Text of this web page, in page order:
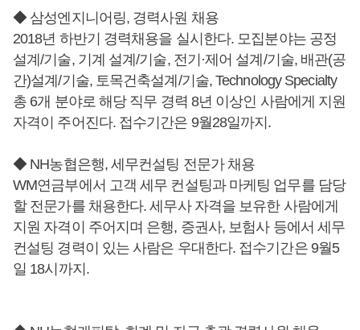
◆ 삼성엔지니어링, 경력사원 채용
2018년 하반기 경력채용을 실시한다. 모집분야는 공정
설계/기술, 기계 설계/기술, 전기·제어 설계/기술, 배관(공
간)설계/기술, 토목건축설계/기술, Technology Specialty
총 6개 분야로 해당 직무 경력 8년 이상인 사람에게 지원
자격이 주어진다. 접수기간은 9월28일까지.
◆ NH농협은행, 세무컨설팅 전문가 채용
WM연금부에서 고객 세무 컨설팅과 마케팅 업무를 담당
할 전문가를 채용한다. 세무사 자격을 보유한 사람에게
지원 자격이 주어지며 은행, 증권사, 보험사 등에서 세무
컨설팅 경력이 있는 사람은 우대한다. 접수기간은 9월5
일 18시까지.